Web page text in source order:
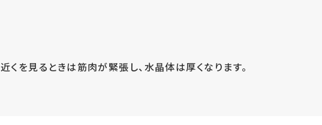
近くを見るときは筋肉が緊張し、水晶体は厚くなります。